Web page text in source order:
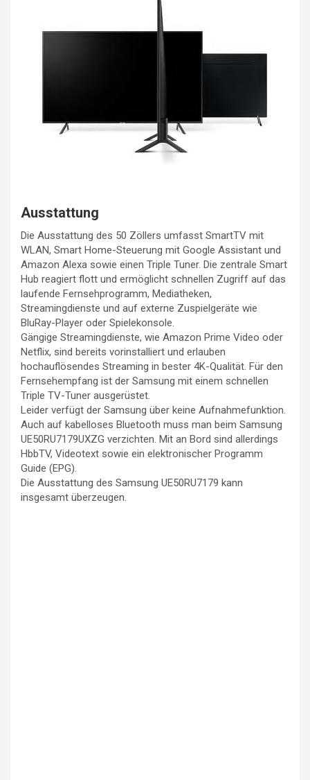
Ausstattung
Die Ausstattung des 50 Zöllers umfasst SmartTV mit
WLAN, Smart Home-Steuerung mit Google Assistant und
Amazon Alexa sowie einen Triple Tuner. Die zentrale Smart
Hub reagiert flott und ermöglicht schnellen Zugriff auf das
laufende Fernsehprogramm, Mediatheken,
Streamingdienste und auf externe Zuspielgeräte wie
BluRay-Player oder Spielekonsole.
Gängige Streamingdienste, wie Amazon Prime Video oder
Netflix, sind bereits vorinstalliert und erlauben
hochauflösendes Streaming in bester 4K-Qualität. Für den
Fernsehempfang ist der Samsung mit einem schnellen
Triple TV-Tuner ausgerüstet.
Leider verfügt der Samsung über keine Aufnahmefunktion.
Auch auf kabelloses Bluetooth muss man beim Samsung
UE50RU7179UXZG verzichten. Mit an Bord sind allerdings
HbbTV, Videotext sowie ein elektronischer Programm
Guide (EPG).
Die Ausstattung des Samsung UE50RU7179 kann
insgesamt überzeugen.